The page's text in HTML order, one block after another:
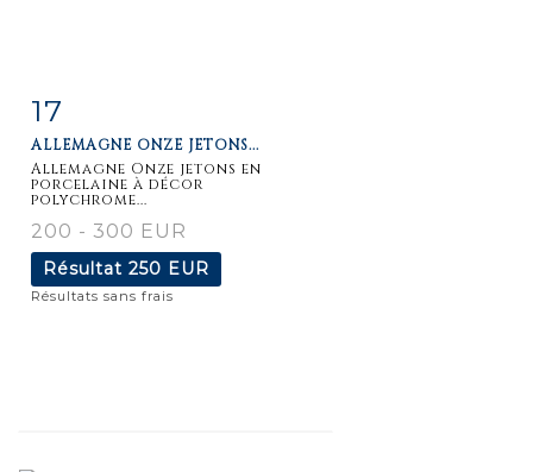
17
ALLEMAGNE ONZE JETONS...
Allemagne Onze jetons en
porcelaine à décor
polychrome...
200 - 300 EUR
Résultat 250 EUR
Résultats sans frais